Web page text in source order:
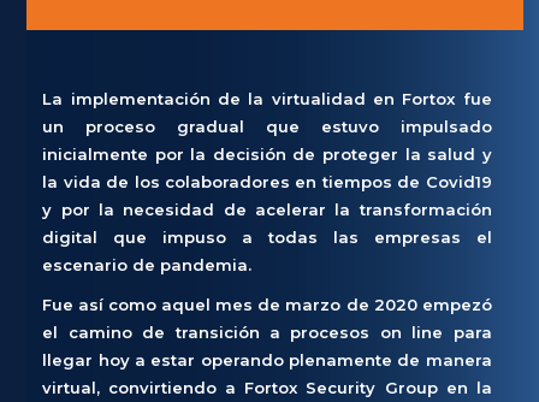
La implementación de la virtualidad en Fortox fue
un proceso gradual que estuvo impulsado
inicialmente por la decisión de proteger la salud y
la vida de los colaboradores en tiempos de Covid19
y por la necesidad de acelerar la transformación
digital que impuso a todas las empresas el
escenario de pandemia.
Fue así como aquel mes de marzo de 2020 empezó
el camino de transición a procesos on line para
llegar hoy a estar operando plenamente de manera
virtual, convirtiendo a Fortox Security Group en la